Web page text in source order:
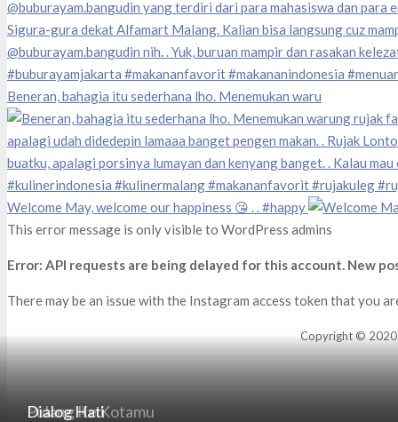
Muara Ilmu
Pulang Ke Kotamu
Dialog Hati
Beneran, bahagia itu sederhana lho. Menemukan waru
Welcome May, welcome our happiness 😘 . . #happy
This error message is only visible to WordPress admins
Error: API requests are being delayed for this account. New
There may be an issue with the Instagram access token that you
Copyright © 2020